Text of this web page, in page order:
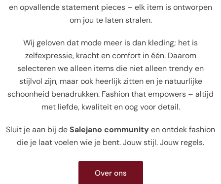
en opvallende statement pieces – elk item is ontworpen
om jou te laten stralen.
Wij geloven dat mode meer is dan kleding; het is
zelfexpressie, kracht en comfort in één. Daarom
selecteren we alleen items die niet alleen trendy en
stijlvol zijn, maar ook heerlijk zitten en je natuurlijke
schoonheid benadrukken. Fashion that empowers – altijd
met liefde, kwaliteit en oog voor detail.
Sluit je aan bij deSalejano communityen ontdek fashion
die je laat voelen wie je bent. Jouw stijl. Jouw regels.
Over ons